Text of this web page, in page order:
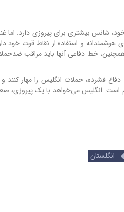
شانس بیشتری برای پیروزی دارد. اما
هوشمندانه و استفاده از نقاط قوت خود
همچنین، خط دفاعی آنها باید مراقب
فشرده، حملات انگلیس را مهار کنند و
است. انگلیس می‌خواهد با یک پیروزی،
انگلستان